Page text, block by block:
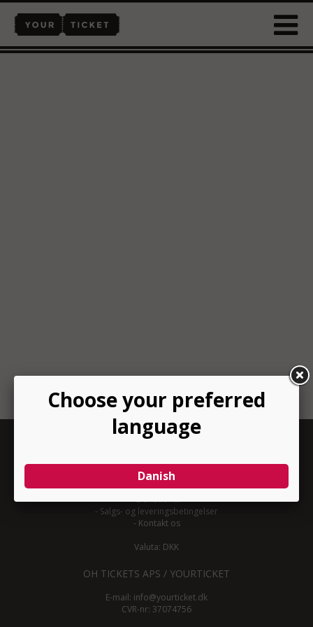
INFORMATION
-Om YourTicket
Bliv arrangør
-Arrangør login
-Donationer
- Salgs- og leveringsbetingelser
- Kontakt os
Valuta: DKK
OH TICKETS APS / YOURTICKET
E-mail: info@yourticket.dk
CVR-nr: 37074756